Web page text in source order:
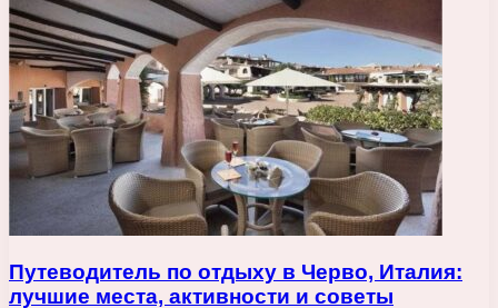
Путеводитель по отдыху в Черво, Италия:
лучшие места, активности и советы